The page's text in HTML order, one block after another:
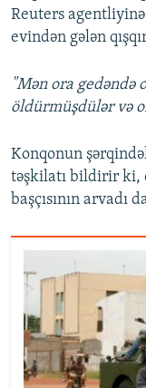
Reuters
evindən gələn
"Mən ora gedəndə
öldürmüşdülər və
Konqonun
təşkilatı bildirir ki,
başçısının arvadı